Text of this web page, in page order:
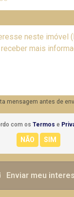
mensagem antes de
com os Termos e
Enviar meu